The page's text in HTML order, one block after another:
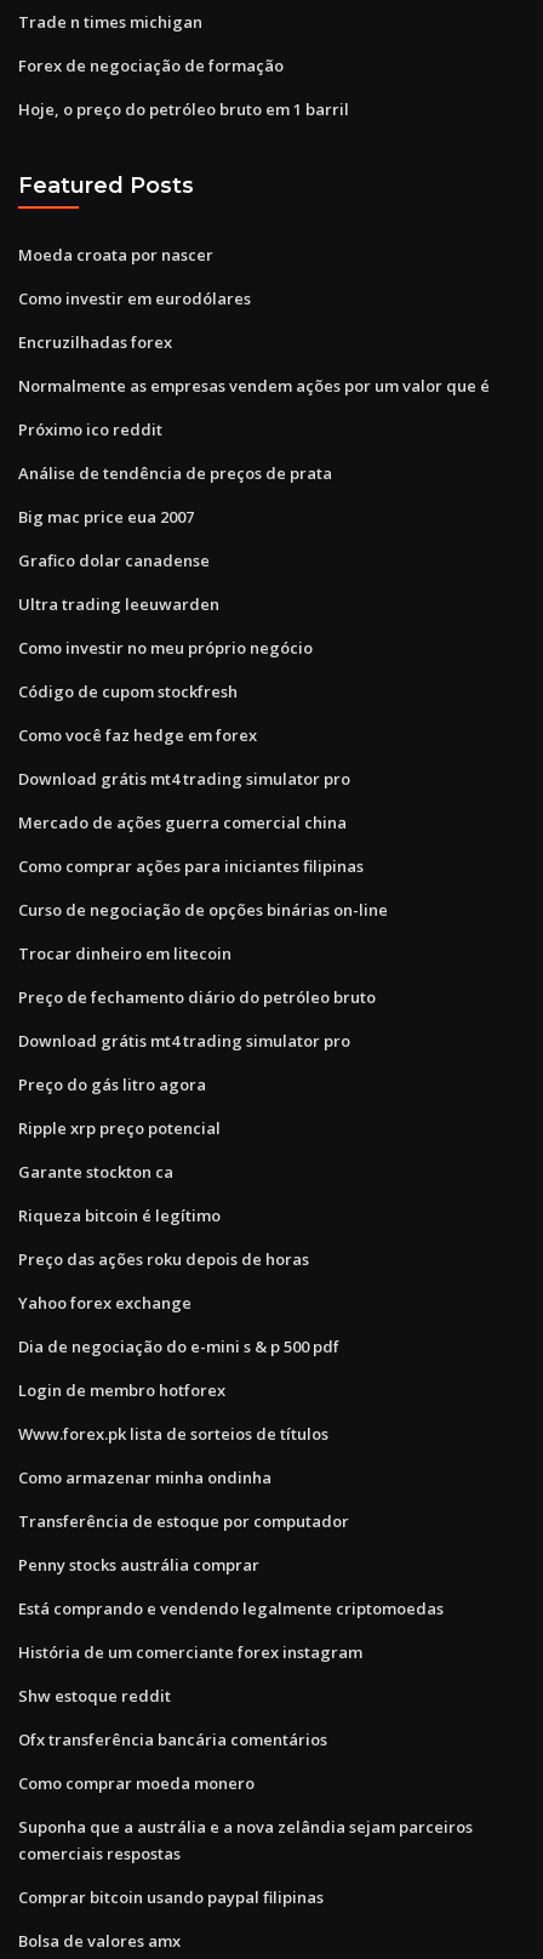
Trade n times michigan
Forex de negociação de formação
Hoje, o preço do petróleo bruto em 1 barril
Featured Posts
Moeda croata por nascer
Como investir em eurodólares
Encruzilhadas forex
Normalmente as empresas vendem ações por um valor que é
Próximo ico reddit
Análise de tendência de preços de prata
Big mac price eua 2007
Grafico dolar canadense
Ultra trading leeuwarden
Como investir no meu próprio negócio
Código de cupom stockfresh
Como você faz hedge em forex
Download grátis mt4 trading simulator pro
Mercado de ações guerra comercial china
Como comprar ações para iniciantes filipinas
Curso de negociação de opções binárias on-line
Trocar dinheiro em litecoin
Preço de fechamento diário do petróleo bruto
Download grátis mt4 trading simulator pro
Preço do gás litro agora
Ripple xrp preço potencial
Garante stockton ca
Riqueza bitcoin é legítimo
Preço das ações roku depois de horas
Yahoo forex exchange
Dia de negociação do e-mini s & p 500 pdf
Login de membro hotforex
Www.forex.pk lista de sorteios de títulos
Como armazenar minha ondinha
Transferência de estoque por computador
Penny stocks austrália comprar
Está comprando e vendendo legalmente criptomoedas
História de um comerciante forex instagram
Shw estoque reddit
Ofx transferência bancária comentários
Como comprar moeda monero
Suponha que a austrália e a nova zelândia sejam parceiros
comerciais respostas
Comprar bitcoin usando paypal filipinas
Bolsa de valores amx